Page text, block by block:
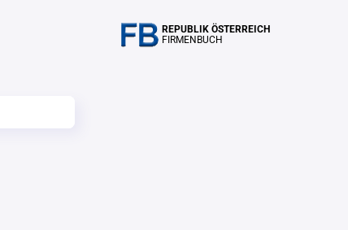
REPUBLIK ÖSTERREICH
FIRMENBUCH